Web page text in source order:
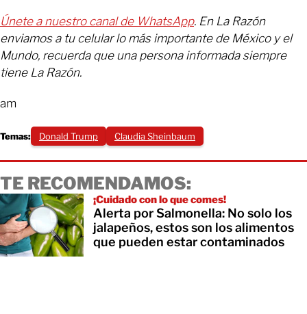
Únete a nuestro canal de WhatsApp. En La Razón
enviamos a tu celular lo más importante de México y el
Mundo, recuerda que una persona informada siempre
tiene La Razón.
am
Temas: Donald Trump Claudia Sheinbaum
TE RECOMENDAMOS:
¡Cuidado con lo que comes!
Alerta por Salmonella: No solo los
jalapeños, estos son los alimentos
que pueden estar contaminados